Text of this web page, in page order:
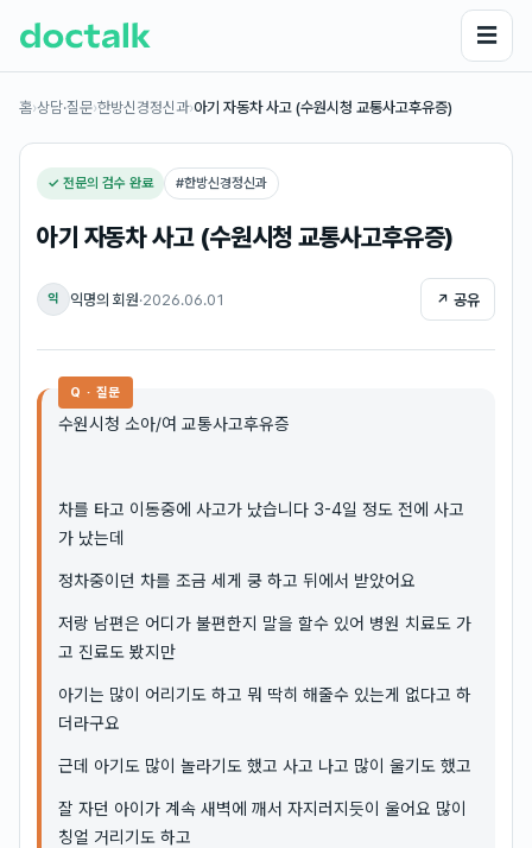
☰
홈›상담·질문›한방신경정신과›아기 자동차 사고 (수원시청 교통사고후유증)
✓ 전문의 검수 완료 #한방신경정신과
아기 자동차 사고 (수원시청 교통사고후유증)
익 익명의 회원·2026.06.01 ↗ 공유
Q · 질문
수원시청 소아/여 교통사고후유증
차를 타고 이동중에 사고가 났습니다 3-4일 정도 전에 사고
가 났는데
정차중이던 차를 조금 세게 쿵 하고 뒤에서 받았어요
저랑 남편은 어디가 불편한지 말을 할수 있어 병원 치료도 가
고 진료도 봤지만
아기는 많이 어리기도 하고 뭐 딱히 해줄수 있는게 없다고 하
더라구요
근데 아기도 많이 놀라기도 했고 사고 나고 많이 울기도 했고
잘 자던 아이가 계속 새벽에 깨서 자지러지듯이 울어요 많이
칭얼 거리기도 하고